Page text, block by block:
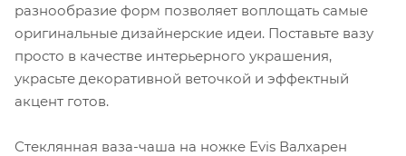
разнообразие форм позволяет воплощать самые
оригинальные дизайнерские идеи. Поставьте вазу
просто в качестве интерьерного украшения,
украсьте декоративной веточкой и эффектный
акцент готов.
Стеклянная ваза-чаша на ножке Evis Валхарен